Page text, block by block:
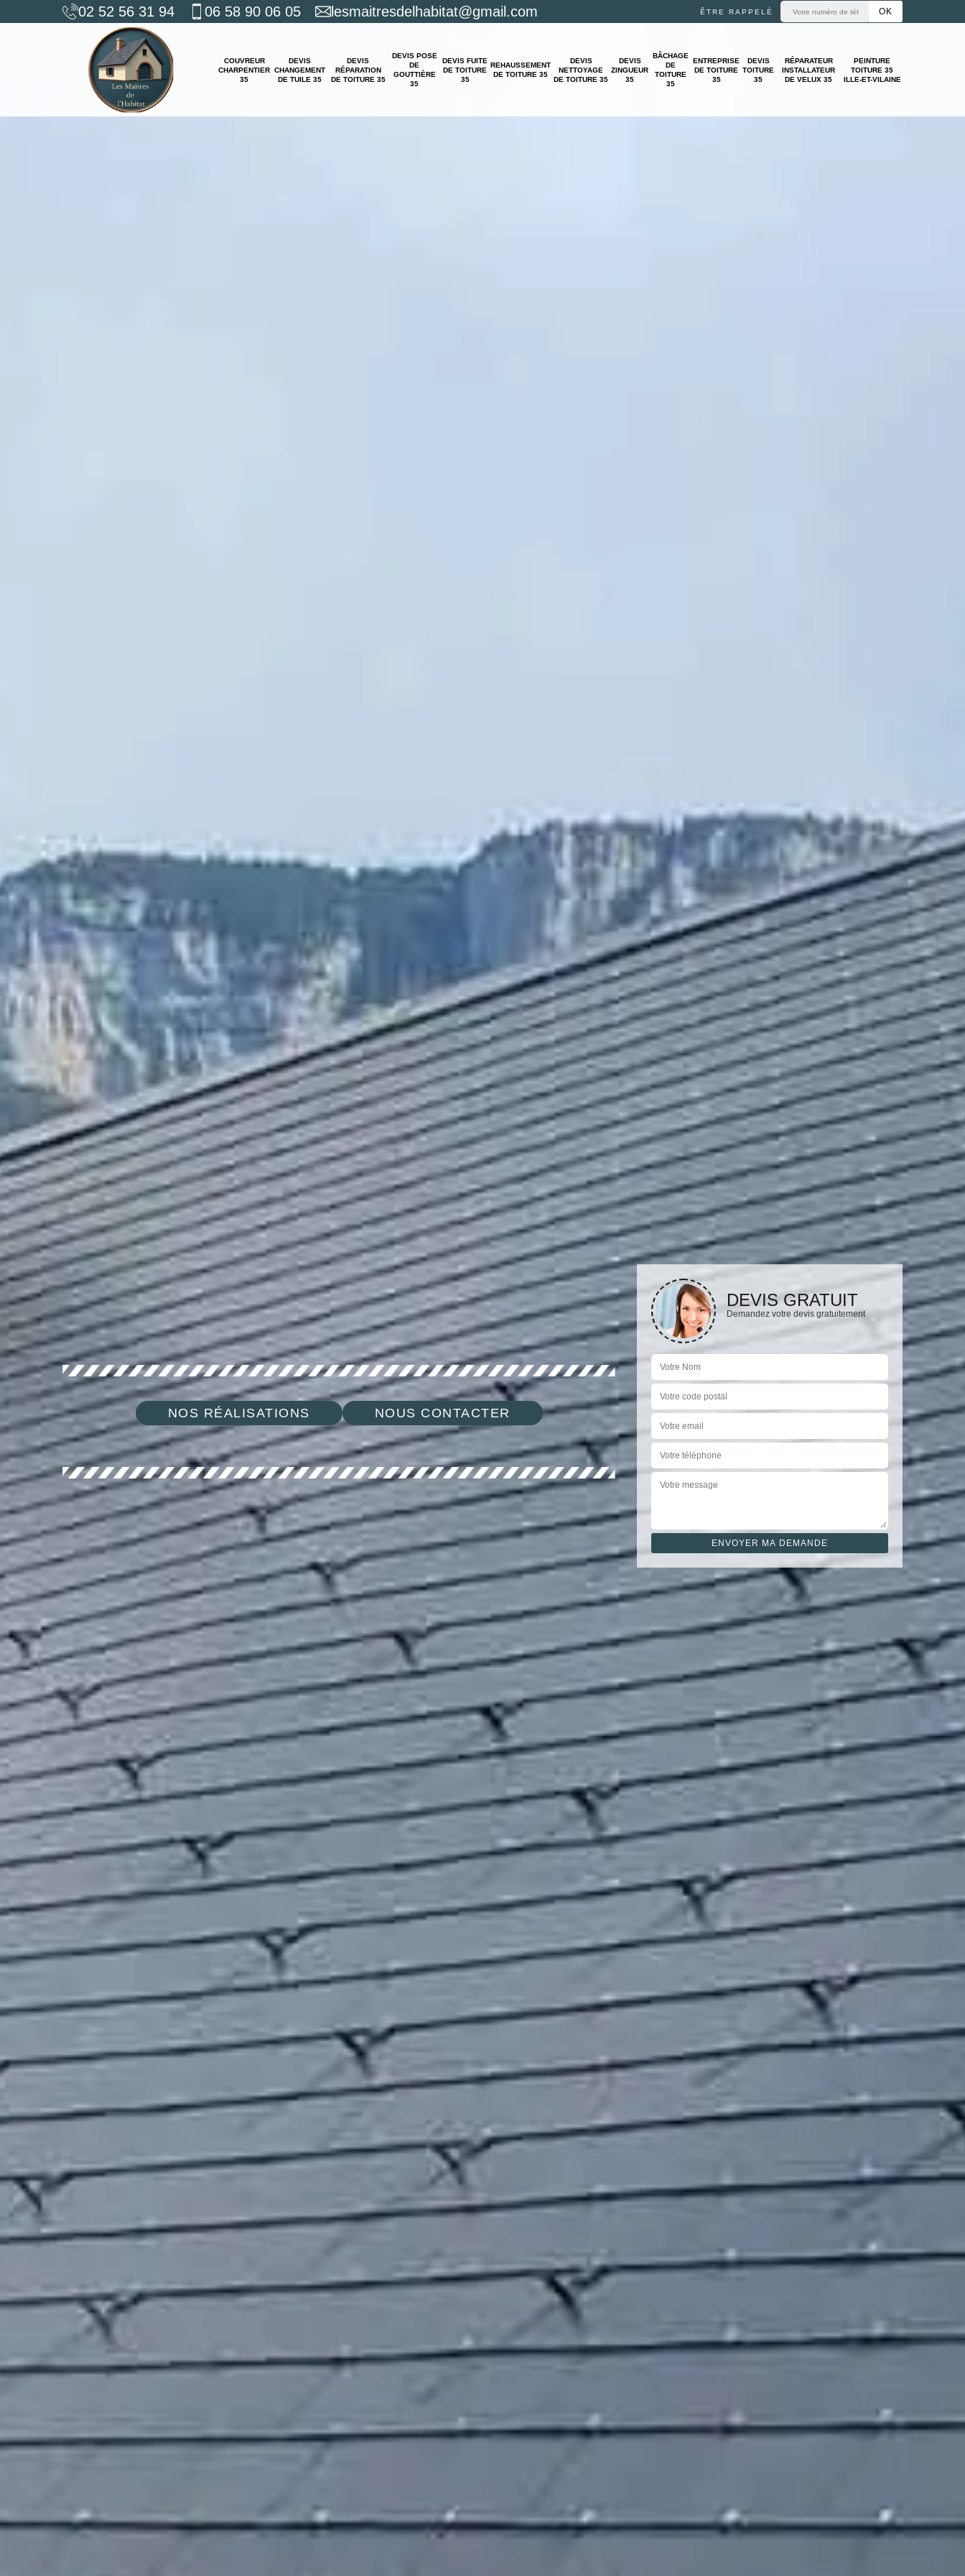
02 52 56 31 94 06 58 90 06 05 lesmaitresdelhabitat@gmail.com ÊTRE RAPPELÉ
COUVREUR
CHARPENTIER
35
DEVIS
CHANGEMENT
DE TUILE 35
DEVIS
RÉPARATION
DE TOITURE 35
DEVIS POSE
DE
GOUTTIÈRE
35
DEVIS FUITE
DE TOITURE
35
REHAUSSEMENT
DE TOITURE 35
DEVIS
NETTOYAGE
DE TOITURE 35
DEVIS
ZINGUEUR
35
BÂCHAGE
DE
TOITURE
35
ENTREPRISE
DE TOITURE
35
DEVIS
TOITURE
35
RÉPARATEUR
INSTALLATEUR
DE VELUX 35
PEINTURE
TOITURE 35
ILLE-ET-VILAINE
NOS RÉALISATIONS NOUS CONTACTER
DEVIS GRATUIT
Demandez votre devis gratuitement